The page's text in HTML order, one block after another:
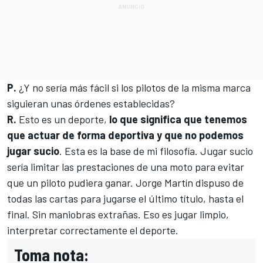
P. ¿Y no sería más fácil si los pilotos de la misma marca
siguieran unas órdenes establecidas?
R. Esto es un deporte, lo que significa que tenemos
que actuar de forma deportiva y que no podemos
jugar sucio. Esta es la base de mi filosofía. Jugar sucio
sería limitar las prestaciones de una moto para evitar
que un piloto pudiera ganar. Jorge Martín dispuso de
todas las cartas para jugarse el último título, hasta el
final. Sin maniobras extrañas. Eso es jugar limpio,
interpretar correctamente el deporte.
Toma nota: